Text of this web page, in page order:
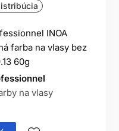
INOA
farba na vlasy bez
60g
na vlasy